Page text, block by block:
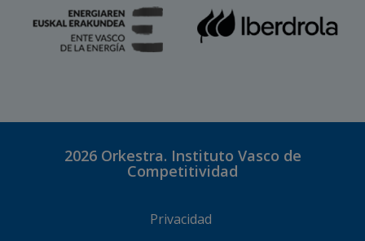
2026 Orkestra. Instituto Vasco de
Competitividad
Privacidad